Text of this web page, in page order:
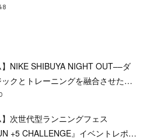
】NIKE SHIBUYA NIGHT OUT––ダ
ックとトレーニングを融合させた…
】次世代型ランニングフェス
+5 CHALLENGE』イベントレポ…